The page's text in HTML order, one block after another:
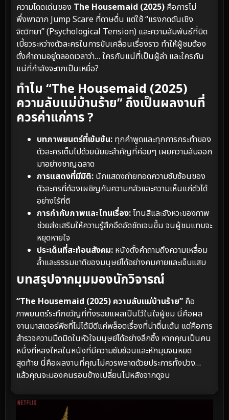
ความโดดเด่นของ The Housemaid (2025) คือการไม่
พึ่งพาฉาก Jump Scare ที่ดาษดื่น แต่ใช้ “แรงกดดันเชิง
จิตวิทยา” (Psychological Tension) และความสัมพันธ์ที่บิด
เบี้ยวระหว่างตัวละครในการขับเคลื่อนเรื่องราว ทำให้ผู้ชมต้อง
ตั้งคำถามอยู่ตลอดเวลาว่า… ใครกันแน่ที่เป็นผู้ล่า และใครกัน
แน่ที่กำลังจะตกเป็นเหยื่อ?
ทำไม “The Housemaid (2025)
ความลับแม่บ้านร้าย” ถึงเป็นผลงานที่
ควรค่าแก่การ ?
บทภาพยนตร์ที่เข้มข้น: ทุกคำพูดและทุกการกระทำของ
ตัวละครเต็มไปด้วยนัยยะสำคัญที่ค่อยๆ เผยความลับออก
มาอย่างชาญฉลาด
การแสดงที่มีมิติ: นักแสดงถ่ายทอดความซับซ้อนของ
ตัวละครที่ต้องเผชิญกับความกลัวและความเห็นแก่ตัวได้
อย่างไร้ที่ติ
การกำกับภาพและโทนเรื่อง:โทนสีและจังหวะของภาพ
ช่วยส่งเสริมให้ความรู้สึกอึดอัดชัดเจนขึ้น จนผู้ชมแทบจะ
หยุดหายใจ
ประเด็นที่สะท้อนสังคม: หนังตั้งคำถามถึงความเหลื่อม
ล้ำและธรรมชาติของมนุษย์ได้อย่างคมคายและเจ็บแสบ
บทสรุปจากมุมมองนักวิจารณ์
“The Housemaid (2025) ความลับแม่บ้านร้าย” คือ
ภาพยนตร์ระทึกขวัญที่ทิ้งรอยแผลเป็นไว้ในใจผู้ชม นี่คือผล
งานมาสเตอร์พีซที่ไม่ได้มีดีแค่พล็อตเรื่องที่น่าตื่นเต้น แต่คือการ
สำรวจความมืดมิดในหัวใจมนุษย์ได้อย่างลึกซึ้ง หากคุณเป็นคน
หนึ่งที่หลงใหลในหนังที่มีความซับซ้อนและหักมุมจนหยด
สุดท้าย นี่คือผลงานที่คุณไม่ควรพลาดด้วยประการทั้งปวง…
แล้วคุณจะมองคนรอบข้างเปลี่ยนไปหลังจากดูจบ